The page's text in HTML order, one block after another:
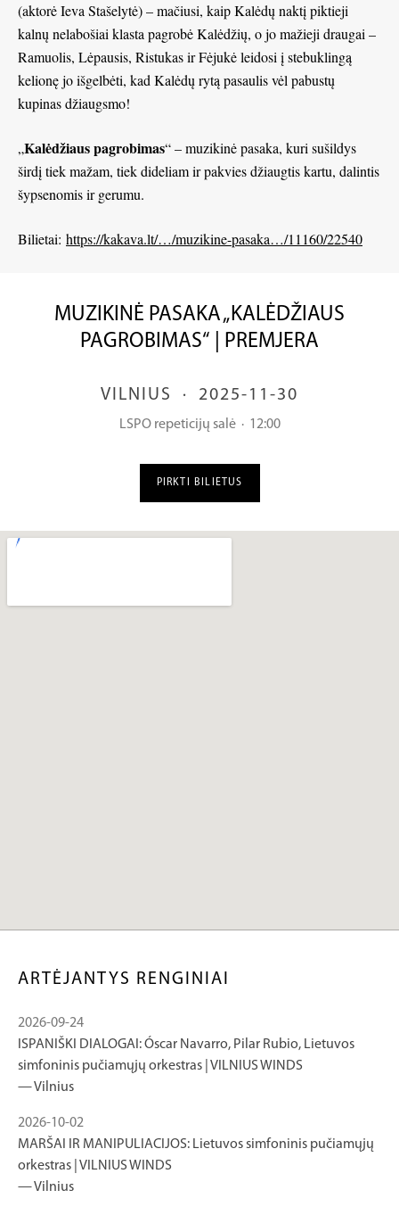
(aktorė Ieva Stašelytė) – mačiusi, kaip Kalėdų naktį piktieji
kalnų nelabošiai klasta pagrobė Kalėdžių, o jo mažieji draugai –
Ramuolis, Lėpausis, Ristukas ir Fėjukė leidosi į stebuklingą
kelionę jo išgelbėti, kad Kalėdų rytą pasaulis vėl pabustų
kupinas džiaugsmo!
„Kalėdžiaus pagrobimas“ – muzikinė pasaka, kuri sušildys
širdį tiek mažam, tiek dideliam ir pakvies džiaugtis kartu, dalintis
šypsenomis ir gerumu.
Bilietai: https://kakava.lt/…/muzikine-pasaka…/11160/22540
MUZIKINĖ PASAKA „KALĖDŽIAUS
PAGROBIMAS“ | PREMJERA
VILNIUS · 2025-11-30
LSPO repeticijų salė · 12:00
PIRKTI BILIETUS
ARTĖJANTYS RENGINIAI
ISPANIŠKI DIALOGAI: Óscar Navarro, Pilar Rubio, Lietuvos
simfoninis pučiamųjų orkestras | VILNIUS WINDS
Vilnius
2026-09-24
MARŠAI IR MANIPULIACIJOS: Lietuvos simfoninis pučiamųjų
orkestras | VILNIUS WINDS
Vilnius
2026-10-02